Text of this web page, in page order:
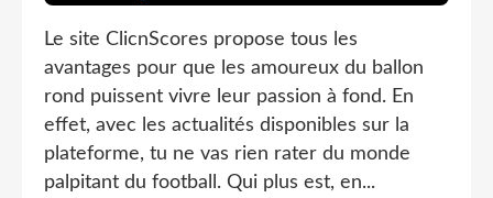
Le site ClicnScores propose tous les
avantages pour que les amoureux du ballon
rond puissent vivre leur passion à fond. En
effet, avec les actualités disponibles sur la
plateforme, tu ne vas rien rater du monde
palpitant du football. Qui plus est, en...